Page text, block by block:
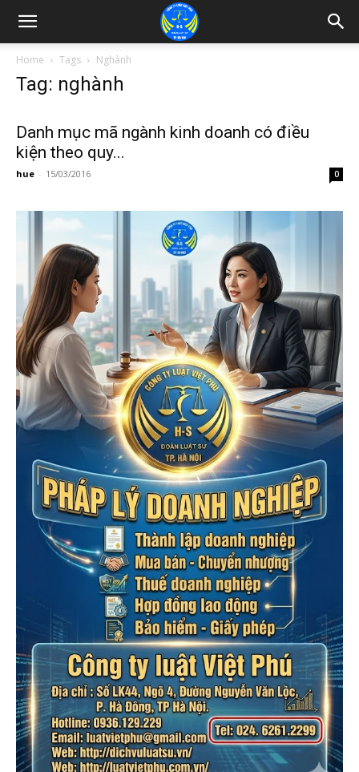
Home Tags Nghành
Tag: nghành
Danh mục mã ngành kinh doanh có điều
kiện theo quy...
hue - 15/03/2016 0